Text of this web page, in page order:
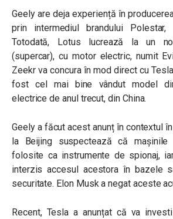
Geely are deja experiență în
prin intermediul brandului
Totodată, Lotus lucrează la un
(supercar), cu motor electric, numit
Zeekr va concura în mod direct cu
fost cel mai bine vândut model
electrice de anul trecut, din China.
Geely a făcut acest anunț în contextul
la Beijing suspectează că
folosite ca instrumente de spionaj,
interzis accesul acestora în bazele
securitate. Elon Musk a negat aceste
Recent, Tesla a anunțat că va